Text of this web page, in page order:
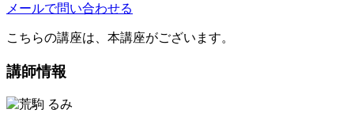
メールで問い合わせる
こちらの講座は、本講座がございます。
講師情報